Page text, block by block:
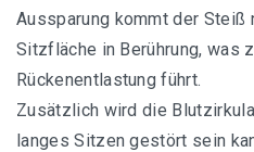
Aussparung kommt der Steiß
Sitzfläche in Berührung, was
Rückenentlastung führt.
Zusätzlich wird die
langes Sitzen gestört sein